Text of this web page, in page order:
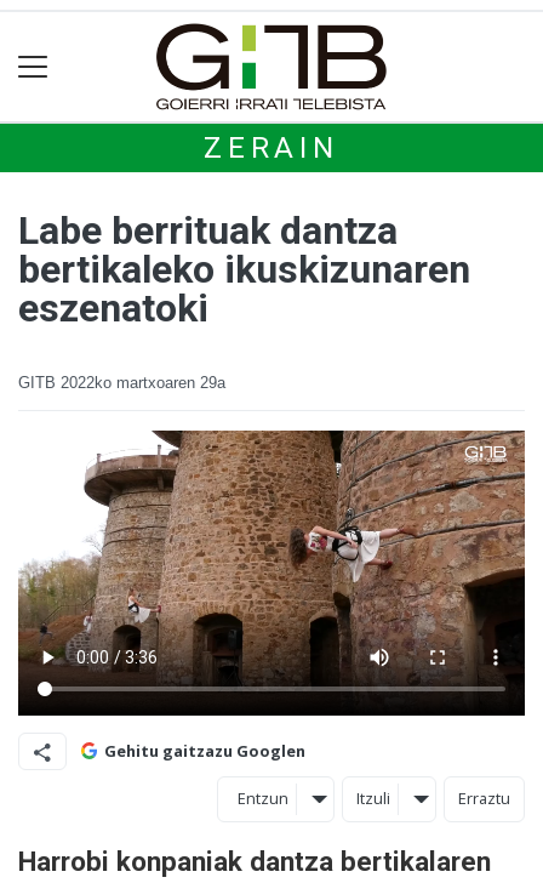
ZERAIN
Labe berrituak dantza
bertikaleko ikuskizunaren
eszenatoki
GITB 2022ko martxoaren 29a
Gehitu gaitzazu Googlen
Entzun Itzuli Erraztu
Harrobi konpaniak dantza bertikalaren